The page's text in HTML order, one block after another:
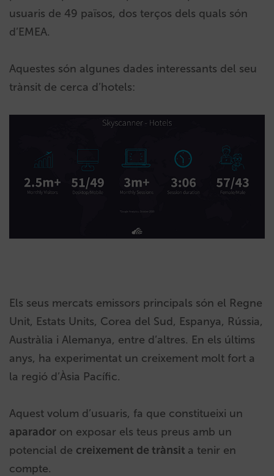
usuaris de 49 països, dos terços dels quals són
d’EMEA.
Aquestes són algunes dades interessants del seu
trànsit de cerca d’hotels:
Els seus mercats emissors principals són el Regne
Unit, Estats Units, Corea del Sud, Espanya, Rússia,
Austràlia i Alemanya, entre d’altres. En els últims
anys, ha experimentat un creixement molt fort a
la regió d’Àsia Pacífic.
Aquest volum d’usuaris, fa que constitueixi un
aparador on exposar els teus preus amb un
potencial de creixement de trànsit a tenir en
compte.